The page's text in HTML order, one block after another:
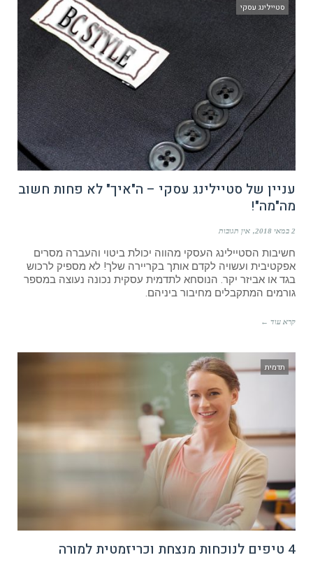
סטיילינג עסקי
עניין של סטיילינג עסקי – ה"איך" לא פחות חשוב
מה"מה"!
2 במאי 2018 אין תגובות
חשיבות הסטיילינג העסקי מהווה יכולת ביטוי והעברה מסרים
אפקטיבית ועשויה לקדם אותך בקריירה שלך! לא מספיק לרכוש
בגד או אביזר יקר. הנוסחא לתדמית עסקית נכונה נעוצה במספר
גורמים המתקבלים מחיבור ביניהם.
קרא עוד ←
תדמית
4 טיפים לנוכחות מנצחת וכריזמטית למורה